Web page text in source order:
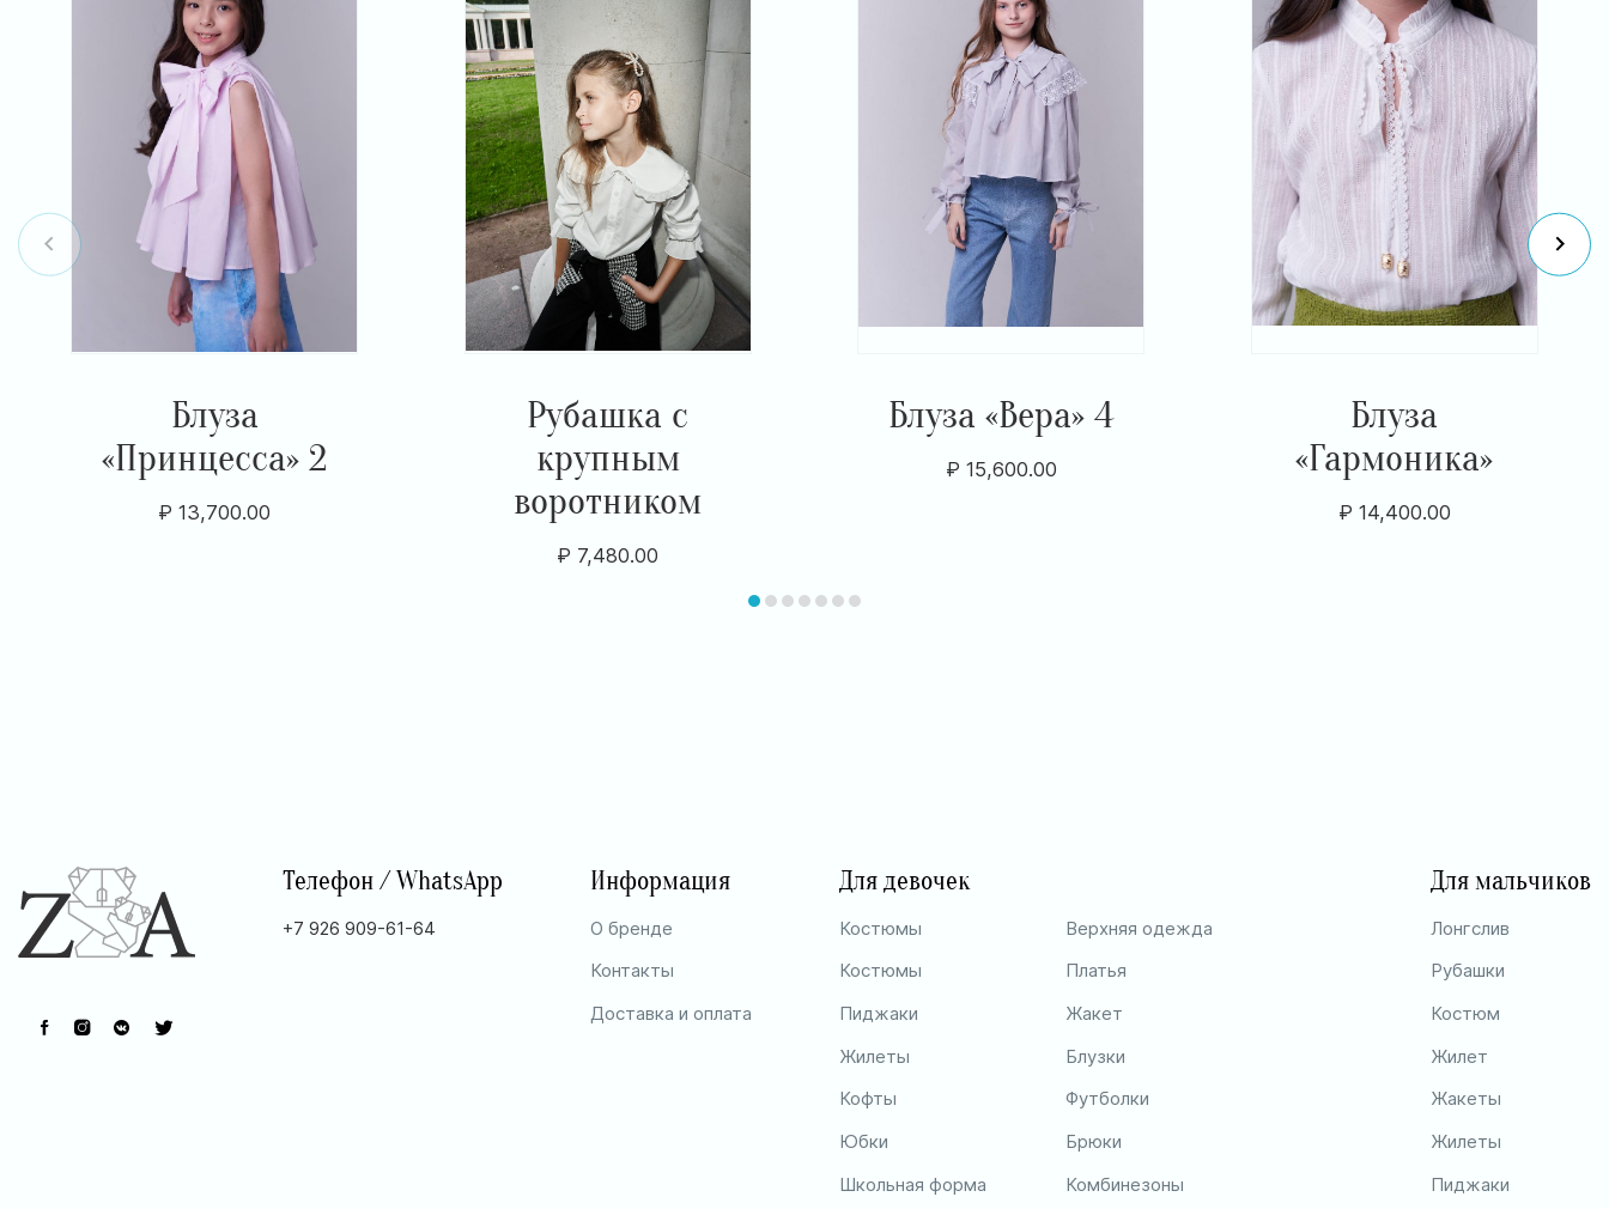
Блуза
«Принцесса» 2
₽ 13,700.00
Рубашка с
крупным
воротником
₽ 7,480.00
Блуза «Вера» 4
₽ 15,600.00
Блуза
«Гармоника»
₽ 14,400.00
itemitemitemitemitemitemitem
Телефон / WhatsApp
+7 926 909-61-64
Информация
О бренде
Контакты
Доставка и оплата
Для девочек
Костюмы
Верхняя одежда
Костюмы
Платья
Пиджаки
Жакет
Жилеты
Блузки
Кофты
Футболки
Юбки
Брюки
Школьная форма
Комбинезоны
Для мальчиков
Лонгслив
Рубашки
Костюм
Жилет
Жакеты
Жилеты
Пиджаки